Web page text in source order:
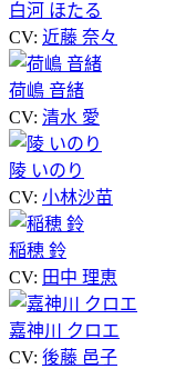
白河 ほたる
CV: 近藤 奈々
荷嶋 音緒
CV: 清水 愛
陵 いのり
CV: 小林沙苗
稲穂 鈴
CV: 田中 理恵
嘉神川 クロエ
CV: 後藤 邑子